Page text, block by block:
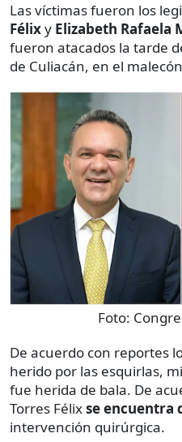
Las víctimas fueron los
Félixy Elizabeth Rafaela
fueron atacados la tarde
de Culiacán, en el
Foto:
De acuerdo con reportes
herido por las esquirlas,
fue herida de bala. De
Torres Félixse encuentra
intervención quirúrgica.